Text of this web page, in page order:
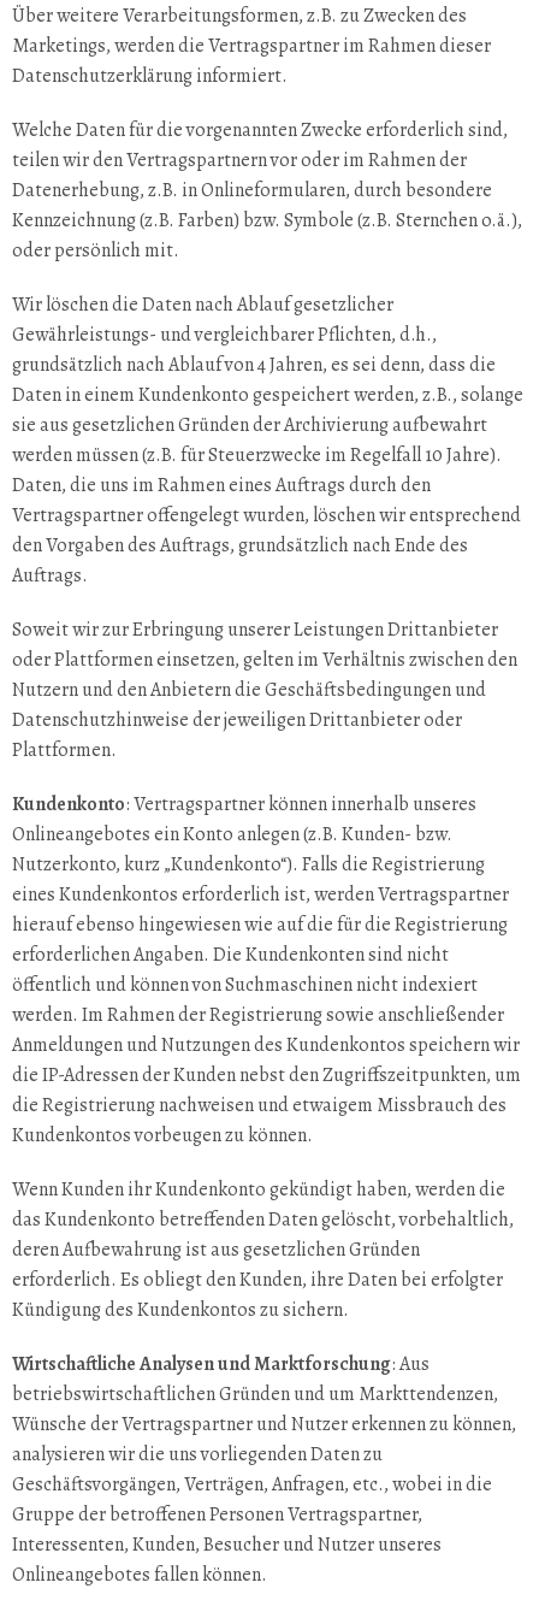
Über weitere Verarbeitungsformen, z.B. zu Zwecken des
Marketings, werden die Vertragspartner im Rahmen dieser
Datenschutzerklärung informiert.
Welche Daten für die vorgenannten Zwecke erforderlich sind,
teilen wir den Vertragspartnern vor oder im Rahmen der
Datenerhebung, z.B. in Onlineformularen, durch besondere
Kennzeichnung (z.B. Farben) bzw. Symbole (z.B. Sternchen o.ä.),
oder persönlich mit.
Wir löschen die Daten nach Ablauf gesetzlicher
Gewährleistungs- und vergleichbarer Pflichten, d.h.,
grundsätzlich nach Ablauf von 4 Jahren, es sei denn, dass die
Daten in einem Kundenkonto gespeichert werden, z.B., solange
sie aus gesetzlichen Gründen der Archivierung aufbewahrt
werden müssen (z.B. für Steuerzwecke im Regelfall 10 Jahre).
Daten, die uns im Rahmen eines Auftrags durch den
Vertragspartner offengelegt wurden, löschen wir entsprechend
den Vorgaben des Auftrags, grundsätzlich nach Ende des
Auftrags.
Soweit wir zur Erbringung unserer Leistungen Drittanbieter
oder Plattformen einsetzen, gelten im Verhältnis zwischen den
Nutzern und den Anbietern die Geschäftsbedingungen und
Datenschutzhinweise der jeweiligen Drittanbieter oder
Plattformen.
Kundenkonto: Vertragspartner können innerhalb unseres
Onlineangebotes ein Konto anlegen (z.B. Kunden- bzw.
Nutzerkonto, kurz „Kundenkonto“). Falls die Registrierung
eines Kundenkontos erforderlich ist, werden Vertragspartner
hierauf ebenso hingewiesen wie auf die für die Registrierung
erforderlichen Angaben. Die Kundenkonten sind nicht
öffentlich und können von Suchmaschinen nicht indexiert
werden. Im Rahmen der Registrierung sowie anschließender
Anmeldungen und Nutzungen des Kundenkontos speichern wir
die IP-Adressen der Kunden nebst den Zugriffszeitpunkten, um
die Registrierung nachweisen und etwaigem Missbrauch des
Kundenkontos vorbeugen zu können.
Wenn Kunden ihr Kundenkonto gekündigt haben, werden die
das Kundenkonto betreffenden Daten gelöscht, vorbehaltlich,
deren Aufbewahrung ist aus gesetzlichen Gründen
erforderlich. Es obliegt den Kunden, ihre Daten bei erfolgter
Kündigung des Kundenkontos zu sichern.
Wirtschaftliche Analysen und Marktforschung: Aus
betriebswirtschaftlichen Gründen und um Markttendenzen,
Wünsche der Vertragspartner und Nutzer erkennen zu können,
analysieren wir die uns vorliegenden Daten zu
Geschäftsvorgängen, Verträgen, Anfragen, etc., wobei in die
Gruppe der betroffenen Personen Vertragspartner,
Interessenten, Kunden, Besucher und Nutzer unseres
Onlineangebotes fallen können.